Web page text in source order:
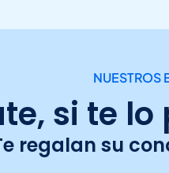
NUESTROS
si te
regalan su